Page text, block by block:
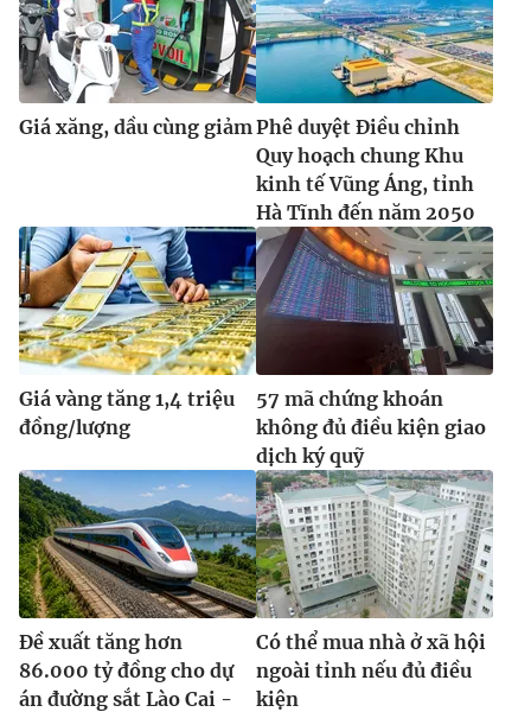
Giá xăng, dầu cùng giảm Phê duyệt Điều chỉnh
Quy hoạch chung Khu
kinh tế Vũng Áng, tỉnh
Hà Tĩnh đến năm 2050
Giá vàng tăng 1,4 triệu
đồng/lượng
57 mã chứng khoán
không đủ điều kiện giao
dịch ký quỹ
Đề xuất tăng hơn
86.000 tỷ đồng cho dự
án đường sắt Lào Cai -
Có thể mua nhà ở xã hội
ngoài tỉnh nếu đủ điều
kiện